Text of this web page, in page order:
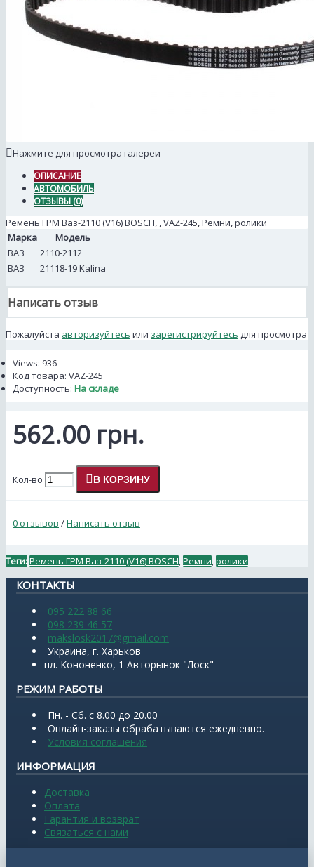
Нажмите для просмотра галереи
ОПИСАНИЕ
АВТОМОБИЛЬ
ОТЗЫВЫ (0)
Ремень ГРМ Ваз-2110 (V16) BOSCH, , VAZ-245, Ремни, ролики
Марка
Модель
ВАЗ
2110-2112
ВАЗ
21118-19 Kalina
Написать отзыв
Пожалуйста авторизуйтесь или зарегистрируйтесь для просмотра
Views: 936
Код товара: VAZ-245
Доступность: На складе
562.00 грн.
Кол-во В КОРЗИНУ
0 отзывов /Написать отзыв
Теги:Ремень ГРМ Ваз-2110 (V16) BOSCH Ремни ролики
КОНТАКТЫ
095 222 88 66
098 239 46 57
makslosk2017@gmail.com
Украина, г. Харьков
пл. Кононенко, 1 Авторынок "Лоск"
РЕЖИМ РАБОТЫ
Пн. - Сб. с 8.00 до 20.00
Онлайн-заказы обрабатываются ежедневно.
Условия соглашения
ИНФОРМАЦИЯ
Доставка
Оплата
Гарантия и возврат
Связаться с нами